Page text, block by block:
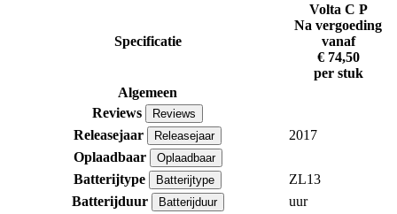
Specificatie
Volta C P
Na vergoeding
vanaf
€ 74,50
per stuk
Algemeen
Reviews
Reviews
Releasejaar Releasejaar
2017
Oplaadbaar
Oplaadbaar
Batterijtype Batterijtype
ZL13
Batterijduur
Batterijduur
uur